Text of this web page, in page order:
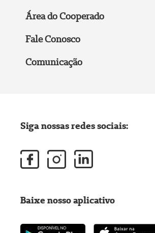
Área do Cooperado
Fale Conosco
Comunicação
Siga nossas redes sociais:
Baixe nosso aplicativo